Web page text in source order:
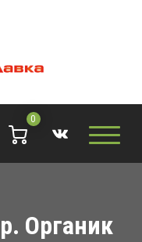
0
Органик